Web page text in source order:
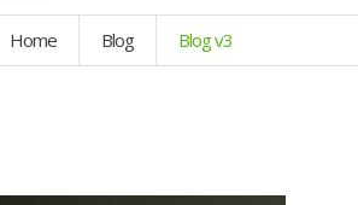
Home Blog Blog v3